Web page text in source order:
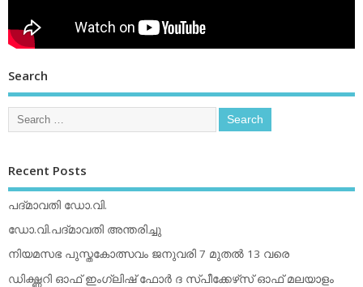
Search
Recent Posts
പദ്മാവതി ഡോ.വി.
ഡോ.വി.പദ്മാവതി അന്തരിച്ചു
നിയമസഭ പുസ്തകോത്സവം ജനുവരി 7 മുതല്‍ 13 വരെ
ഡിക്ഷ്ണറി ഓഫ് ഇംഗ്ലിഷ് ഫോര്‍ ദ സ്പീക്കേഴ്‌സ് ഓഫ് മലയാളം